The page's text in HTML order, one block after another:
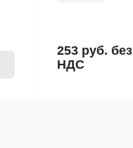
253 руб. без
НДС